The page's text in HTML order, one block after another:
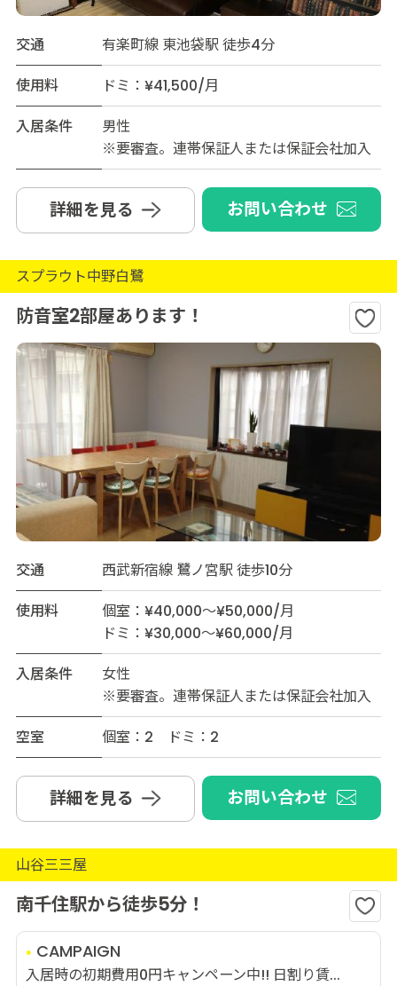
交通
有楽町線 東池袋駅 徒歩4分
使用料
ドミ：¥41,500/月
入居条件
男性
※要審査。連帯保証人または保証会社加入
詳細を見る お問い合わせ
スプラウト中野白鷺
防音室2部屋あります！
交通
西武新宿線 鷺ノ宮駅 徒歩10分
使用料
個室：¥40,000～¥50,000/月
ドミ：¥30,000～¥60,000/月
入居条件
女性
※要審査。連帯保証人または保証会社加入
空室
個室：2 ドミ：2
詳細を見る お問い合わせ
山谷三三屋
南千住駅から徒歩5分！
CAMPAIGN
入居時の初期費用0円キャンペーン中!! 日割り賃...